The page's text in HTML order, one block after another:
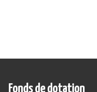
Fonds de dotation